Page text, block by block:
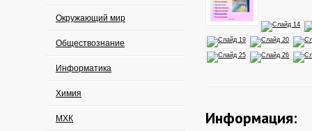
Окружающий мир
Обществознание
Информатика
Химия
МХК Информация: